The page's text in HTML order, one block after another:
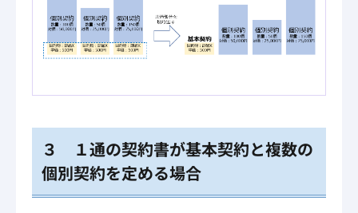
３ １通の契約書が基本契約と複数の
個別契約を定める場合